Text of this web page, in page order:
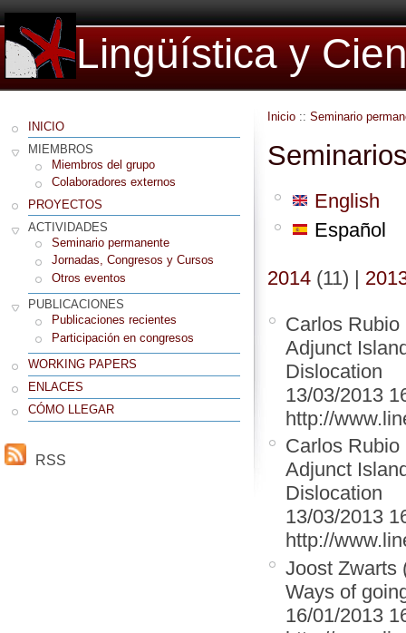
Lingüística y
INICIO
MIEMBROS
Miembros del grupo
Colaboradores externos
PROYECTOS
ACTIVIDADES
Seminario permanente
Jornadas, Congresos y Cursos
Otros eventos
PUBLICACIONES
Publicaciones recientes
Participación en congresos
WORKING PAPERS
ENLACES
CÓMO LLEGAR
RSS
Inicio :: Seminario
English
Español
2014 (11) |
Carlos Rubio
Adjunct
Dislocation
13/03/2013
http://
Carlos Rubio
Adjunct
Dislocation
13/03/2013
http://
Joost Zwarts
Ways of
16/01/2013